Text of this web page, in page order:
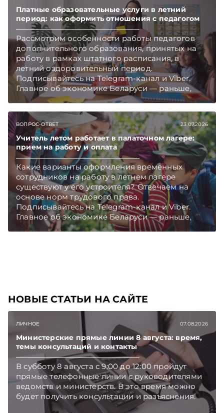
Платные образовательные услуги в летний
период: как оформить отношения с педагогом
Рассмотрим особенности работы педагогов
дополнительного образования, принятых на
работу в рамках штатного расписания, в
летний оздоровительный период.
Подписывайтесь на Telegram‑канал и Viber.
Главное об экономике Беларуси — раньше,
чем в новостях TelegramViber
ВОПРОС-ОТВЕТ 23.07.2026
Учитель летом работает в палаточном лагере:
прием на работу и оплата
Какие варианты оформления временных
сотрудников на работу в летнем лагере
существуют у его устроителя? Отвечаем на
основе норм трудового права.
Подписывайтесь на Telegram‑канал и Viber.
Главное об экономике Беларуси — раньше,
чем в новостях TelegramViber
НОВЫЕ СТАТЬИ НА САЙТЕ
ЛИЧНОЕ 07.08.2026
Министерские прямые линии 8 августа: время,
темы консультаций и контакты
В субботу 8 августа с 9:00 до 12:00 пройдут
прямые телефонные линии с руководителями
ведомств и министерств. В это время можно
будет получить консультации и разъяснения.